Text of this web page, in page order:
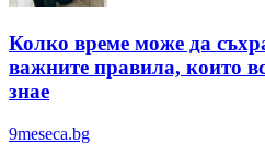
Колко време може да
важните правила, които
знае
9meseca.bg